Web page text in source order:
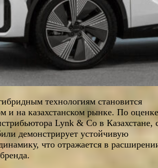
технологиям становится
и на казахстанском рынке. По оценке
Lynk & Co в Казахстане,
демонстрирует устойчивую
что отражается в